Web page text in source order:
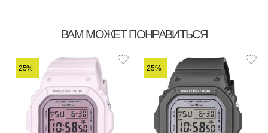
ВАМ МОЖЕТ ПОНРАВИТЬСЯ
25% 25%